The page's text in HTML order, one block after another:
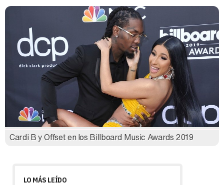
Cardi B y Offset en los Billboard Music Awards 2019
LO MÁS LEÍDO